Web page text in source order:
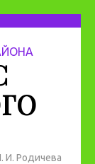
И. Родичева